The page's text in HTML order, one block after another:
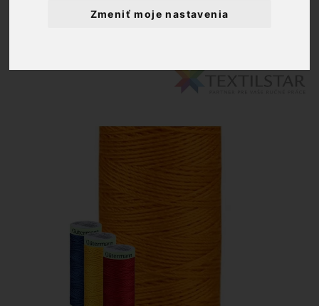
Zmeniť moje nastavenia